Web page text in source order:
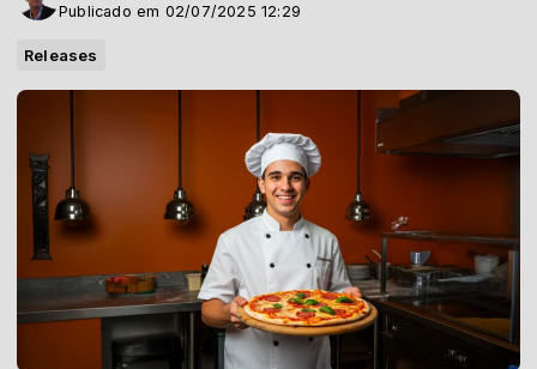
Publicado em 02/07/2025 12:29
Releases